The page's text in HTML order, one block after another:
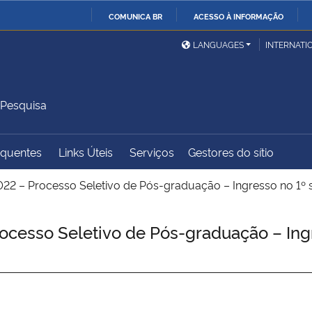
COMUNICA BR ACESSO À INFORMAÇÃO
Ministério da Defesa
Ministério das Relações
Exteriores
Ministério do
Desenvolvimento Regional
Controladoria-Geral da
Advocacia-Geral da União Banco Central do Brasil
LANGUAGES
Links Úteis Serviços Gestores do sítio
– Processo Seletivo de Pós-graduação – Ingresso no 1º
Seletivo de Pós-graduação –